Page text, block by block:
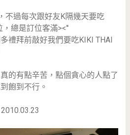
不過每次跟好友K隔幾天要吃
總是訂位客滿><''
禮拜前敲好我們要吃KIKI THAI
的有點辛苦，點個貪心的人點了
飽到不行。
2010.03.23